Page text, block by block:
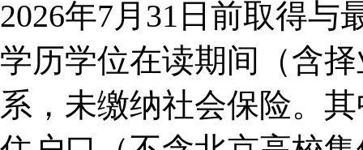
2026年7月31日前取得
学历学位在读期间（含
系，未缴纳社会保险。